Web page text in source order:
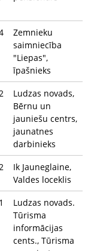
Zemnieku
saimniecība
"Liepas",
īpašnieks
Ludzas novads,
Bērnu un
jauniešu centrs,
jaunatnes
darbinieks
Ik Jauneglaine,
Valdes loceklis
Ludzas novads.
Tūrisma
informācijas
cents., Tūrisma